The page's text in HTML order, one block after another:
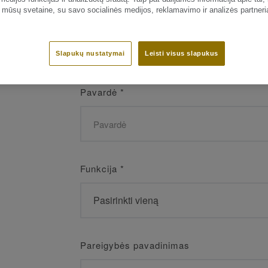
Vardas*
Pavardė *
Funkcija *
Pareigybės pavadinimas
mūsų svetaine, su savo socialinės medijos, reklamavimo ir analizės
Leisti visus slapukus
Slapukų nustatymai